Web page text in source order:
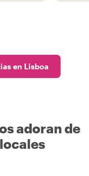
en Lisboa
adoran de